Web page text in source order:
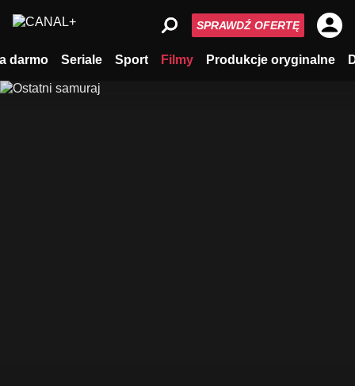
darmo Seriale Sport Filmy Produkcje oryginalne
SPRAWDŹ OFERTĘ